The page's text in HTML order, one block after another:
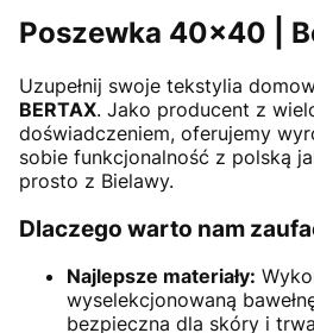
Poszewka 40x40 |
Uzupełnij swoje tekstylia
BERTAX. Jako producent z
doświadczeniem, oferujemy
sobie funkcjonalność z polską
prosto z Bielawy.
Dlaczego warto nam
Najlepsze materiały:
wyselekcjonowaną
bezpieczna dla skóry i